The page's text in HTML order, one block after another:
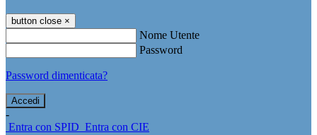
button close ×
Nome Utente
Password
Password dimenticata?
-
Entra con SPID Entra con CIE